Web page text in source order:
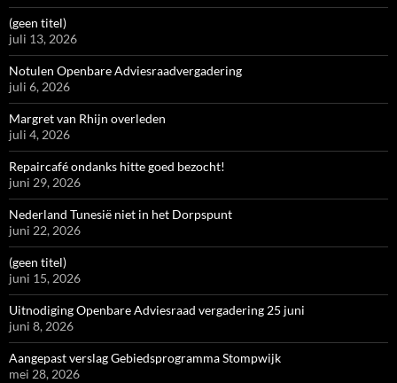
(geen titel)
juli 13, 2026
Notulen Openbare Adviesraadvergadering
juli 6, 2026
Margret van Rhijn overleden
juli 4, 2026
Repaircafé ondanks hitte goed bezocht!
juni 29, 2026
Nederland Tunesië niet in het Dorpspunt
juni 22, 2026
(geen titel)
juni 15, 2026
Uitnodiging Openbare Adviesraad vergadering 25 juni
juni 8, 2026
Aangepast verslag Gebiedsprogramma Stompwijk
mei 28, 2026